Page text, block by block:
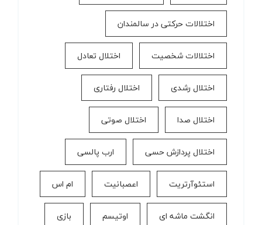
اختلالات حرکتی در سالمندان
اختلالات شخصیت اختلال تعادل
اختلال رشدی اختلال رفتاری
اختلال صدا اختلال صوتی
اختلال پردازش حسی ارب پالسی
استئوآرتریت اعصبانیت ام اس
انگشت ماشه ای اوتیسم بازی